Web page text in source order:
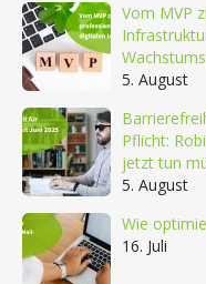
Vom MVP
5. August
Pflicht:
jetzt tun
5. August
Wie
16. Juli